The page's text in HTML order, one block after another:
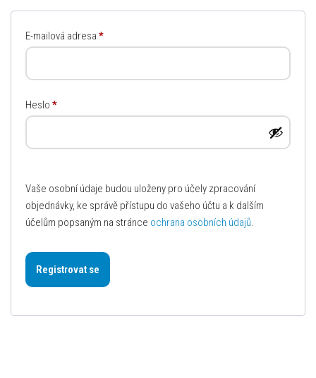
E-mailová adresa *
Heslo *
Vaše osobní údaje budou uloženy pro účely zpracování
objednávky, ke správě přístupu do vašeho účtu a k dalším
účelům popsaným na stránce ochrana osobních údajů.
Registrovat se